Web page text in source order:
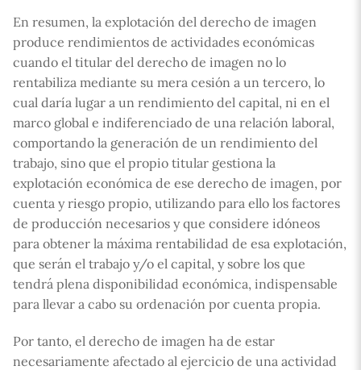
En resumen, la explotación del derecho de imagen
produce rendimientos de actividades económicas
cuando el titular del derecho de imagen no lo
rentabiliza mediante su mera cesión a un tercero, lo
cual daría lugar a un rendimiento del capital, ni en el
marco global e indiferenciado de una relación laboral,
comportando la generación de un rendimiento del
trabajo, sino que el propio titular gestiona la
explotación económica de ese derecho de imagen, por
cuenta y riesgo propio, utilizando para ello los factores
de producción necesarios y que considere idóneos
para obtener la máxima rentabilidad de esa explotación,
que serán el trabajo y/o el capital, y sobre los que
tendrá plena disponibilidad económica, indispensable
para llevar a cabo su ordenación por cuenta propia.
Por tanto, el derecho de imagen ha de estar
necesariamente afectado al ejercicio de una actividad